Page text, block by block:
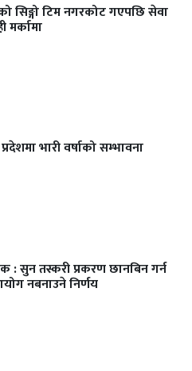
सिङ्गो टिम नगरकोट गएपछि सेवा
मर्कामा
भारी वर्षाको सम्भावना
: सुन तस्करी प्रकरण छानबिन गर्न
नबनाउने निर्णय